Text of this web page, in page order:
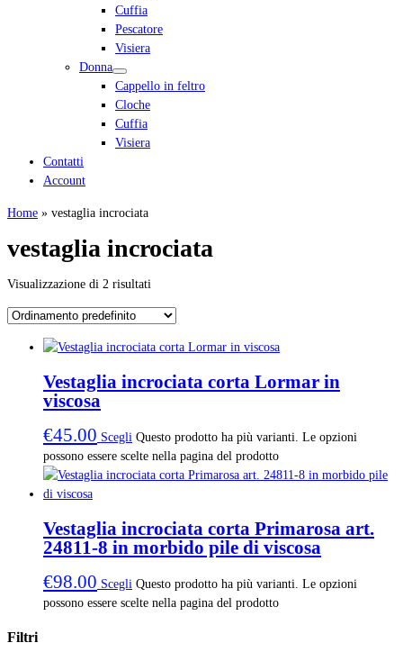
Cuffia
Pescatore
Visiera
Donna
Cappello in feltro
Cloche
Cuffia
Visiera
Contatti
Account
Home » vestaglia incrociata
vestaglia incrociata
Visualizzazione di 2 risultati
Vestaglia incrociata corta Lormar in
viscosa
€45.00 Scegli Questo prodotto ha più varianti. Le opzioni
possono essere scelte nella pagina del prodotto
Vestaglia incrociata corta Primarosa art.
24811-8 in morbido pile di viscosa
€98.00 Scegli Questo prodotto ha più varianti. Le opzioni
possono essere scelte nella pagina del prodotto
Filtri